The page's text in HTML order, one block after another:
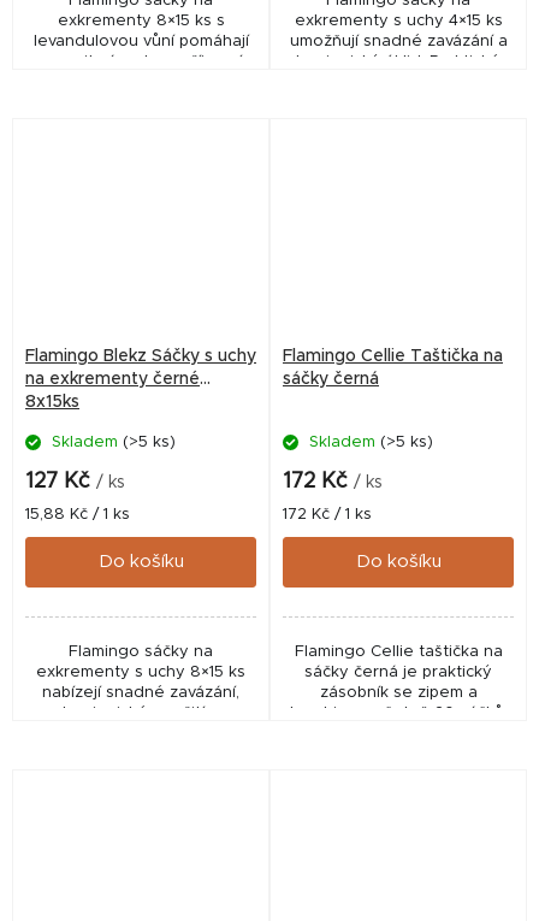
exkrementy 8×15 ks s
levandulovou vůní pomáhají
omezit zápach a zpříjemní
exkrementy s uchy 4×15 ks
umožňují snadné zavázání a
hygienický úklid. Praktické
Flamingo Blekz Sáčky s uchy
na exkrementy černé
8x15ks
Skladem (>5 ks)
127 Kč / ks
Měrná
cena:
15,88 Kč / 1 ks
Do košíku
Flamingo sáčky na
exkrementy s uchy 8×15 ks
nabízejí snadné zavázání,
Flamingo Cellie Taštička na
sáčky černá
Skladem (>5 ks)
172 Kč / ks
Měrná
cena:
172 Kč / 1 ks
Do košíku
Flamingo Cellie taštička na
sáčky černá je praktický
zásobník se zipem a